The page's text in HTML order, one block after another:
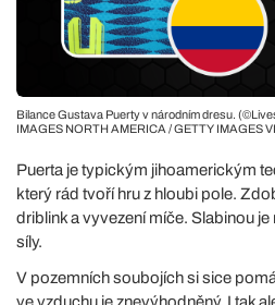
Bilance Gustava Puerty v národním dresu.
IMAGES NORTH AMERICA / GETTY IMAGES
Puerta je typickým jihoamerickým
který rád tvoří hru z hloubi pole.
driblink a vyvezení míče. Slabinou
síly.
V pozemních soubojích si sice